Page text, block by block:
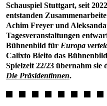
Schauspiel Stuttgart, seit
entstanden
Achim Freyer und
Tagesveranstaltungen
Bühnenbild für Europa
Calixto Bieito das
Spielzeit 22/23 übernahm
Die Präsidentinnen.